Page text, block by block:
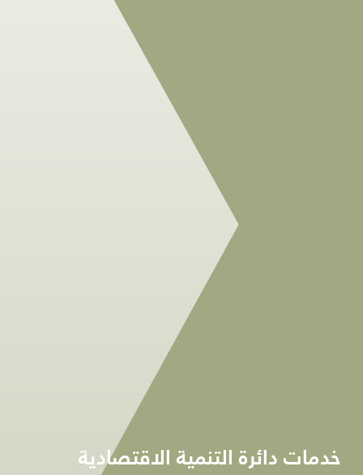
خدمات دائرة التنمية الاقتصادية